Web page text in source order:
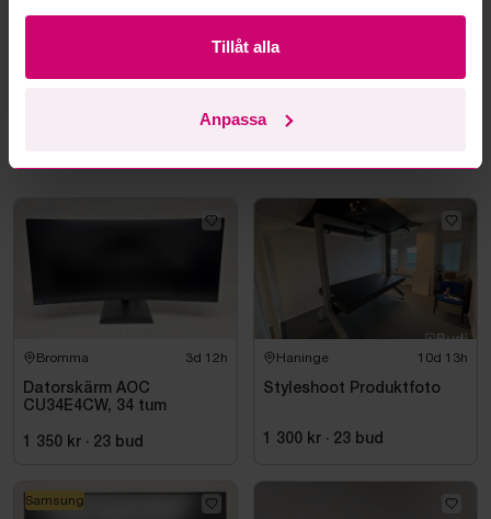
Tillåt alla
Anpassa
Läs fler frågor och svar
Bromma 3d 12h
Datorskärm AOC
CU34E4CW, 34 tum
1 350 kr · 23 bud
Haninge 10d 13h
Styleshoot Produktfoto
1 300 kr · 23 bud
Samsung